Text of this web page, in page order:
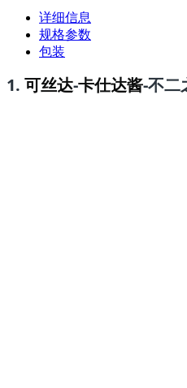
详细信息
规格参数
包装
1. 可丝达-卡仕达酱-不二